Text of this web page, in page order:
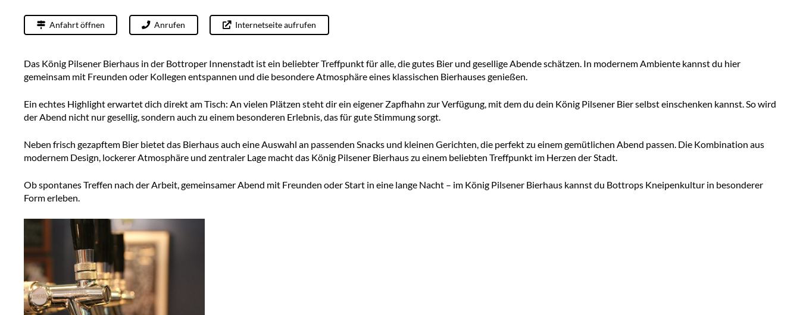
Anfahrt öffnen Anrufen Internetseite aufrufen
Das König Pilsener Bierhaus in der Bottroper Innenstadt ist ein beliebter Treffpunkt für alle, die gutes Bier und gesellige Abende schätzen. In modernem Ambiente kannst du hier
gemeinsam mit Freunden oder Kollegen entspannen und die besondere Atmosphäre eines klassischen Bierhauses genießen.
Ein echtes Highlight erwartet dich direkt am Tisch: An vielen Plätzen steht dir ein eigener Zapfhahn zur Verfügung, mit dem du dein König Pilsener Bier selbst einschenken kannst. So wird
der Abend nicht nur gesellig, sondern auch zu einem besonderen Erlebnis, das für gute Stimmung sorgt.
Neben frisch gezapftem Bier bietet das Bierhaus auch eine Auswahl an passenden Snacks und kleinen Gerichten, die perfekt zu einem gemütlichen Abend passen. Die Kombination aus
modernem Design, lockerer Atmosphäre und zentraler Lage macht das König Pilsener Bierhaus zu einem beliebten Treffpunkt im Herzen der Stadt.
Ob spontanes Treffen nach der Arbeit, gemeinsamer Abend mit Freunden oder Start in eine lange Nacht – im König Pilsener Bierhaus kannst du Bottrops Kneipenkultur in besonderer
Form erleben.